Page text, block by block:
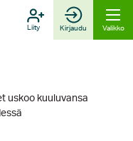
Liity Kirjaudu Valikko
uskoo kuuluvansa